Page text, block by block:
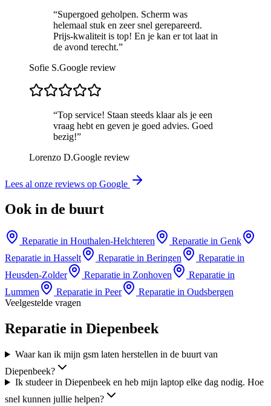
“Supergoed geholpen. Scherm was
helemaal stuk en zeer snel gerepareerd.
Prijs-kwaliteit is top! En je kan er tot laat in
de avond terecht.”
Sofie S.Google review
“Top service! Staan steeds klaar als je een
vraag hebt en geven je goed advies. Goed
bezig!”
Lorenzo D.Google review
Lees al onze reviews op Google
Ook in de buurt
Reparatie in Houthalen-Helchteren Reparatie in Genk
Reparatie in Hasselt Reparatie in Beringen
Reparatie in
Heusden-Zolder
Reparatie in Zonhoven
Reparatie in
Lummen
Reparatie in Peer Reparatie in Oudsbergen
Veelgestelde vragen
Reparatie in Diepenbeek
Waar kan ik mijn gsm laten herstellen in de buurt van
Diepenbeek?
Ik studeer in Diepenbeek en heb mijn laptop elke dag nodig. Hoe
snel kunnen jullie helpen?